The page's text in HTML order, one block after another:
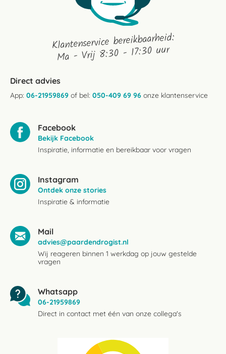
Klantenservice bereikbaarheid:
Ma - Vrij 8:30 - 17:30 uur
Direct advies
App: 06-21959869 of bel: 050-409 69 96 onze klantenservice
Facebook
Bekijk Facebook
Inspiratie, informatie en bereikbaar voor vragen
Instagram
Ontdek onze stories
Inspiratie & informatie
Mail
advies@paardendrogist.nl
Wij reageren binnen 1 werkdag op jouw gestelde
vragen
Whatsapp
06-21959869
Direct in contact met één van onze collega's